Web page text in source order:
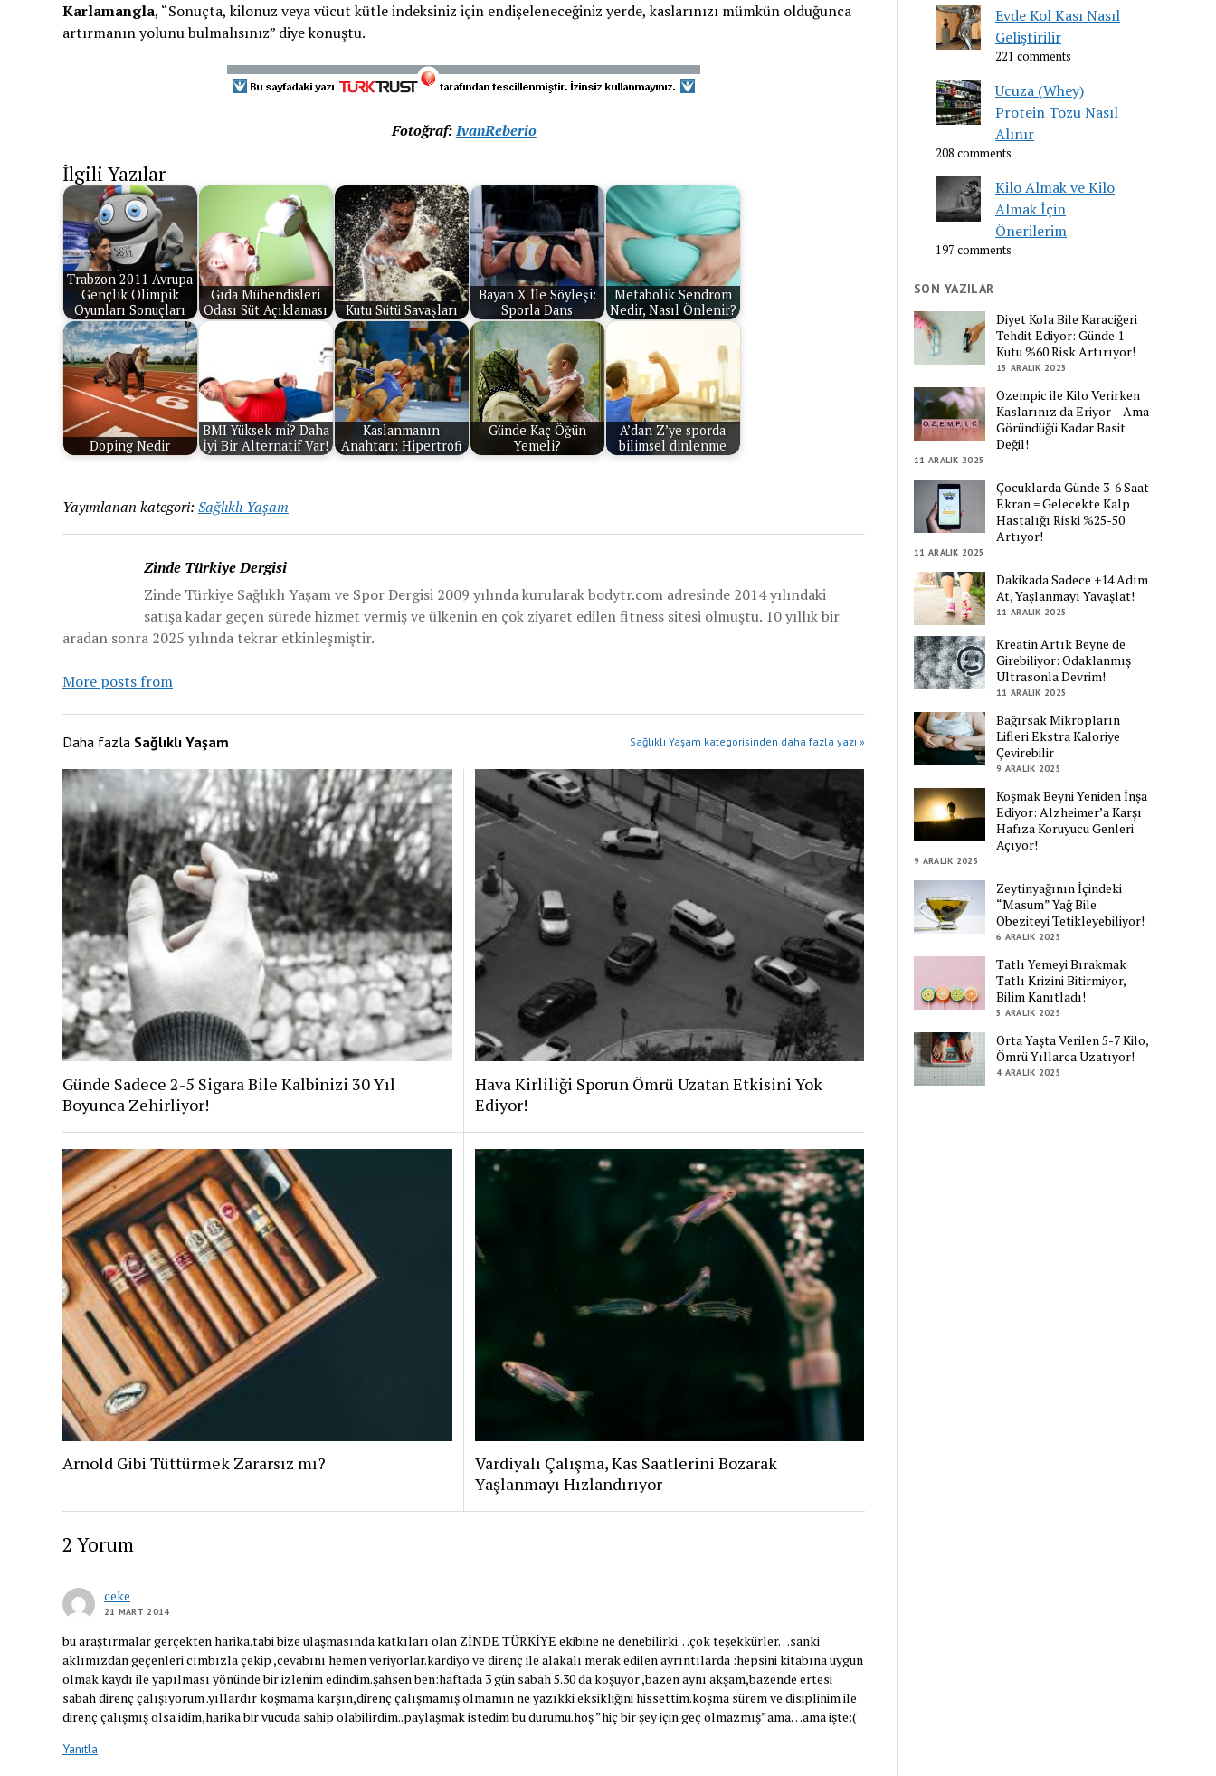
Karlamangla, “Sonuçta, kilonuz veya vücut kütle indeksiniz için endişeleneceğiniz yerde, kaslarınızı mümkün olduğunca
artırmanın yolunu bulmalısınız” diye konuştu.
Fotoğraf:IvanReberio
İlgili Yazılar
Trabzon 2011 Avrupa
Gençlik Olimpik
Oyunları Sonuçları
Gıda Mühendisleri
Odası Süt Açıklaması
Kutu Sütü Savaşları
Bayan X İle Söyleşi:
Sporla Dans
Metabolik Sendrom
Nedir, Nasıl Önlenir?
Doping Nedir
BMI Yüksek mi? Daha
İyi Bir Alternatif Var!
Kaslanmanın
Anahtarı: Hipertrofi
Günde Kaç Öğün
Yemeli?
A’dan Z’ye sporda
bilimsel dinlenme
Yayımlanan kategori: Sağlıklı Yaşam
Zinde Türkiye Dergisi
Zinde Türkiye Sağlıklı Yaşam ve Spor Dergisi 2009 yılında kurularak bodytr.com adresinde 2014 yılındaki
satışa kadar geçen sürede hizmet vermiş ve ülkenin en çok ziyaret edilen fitness sitesi olmuştu. 10 yıllık bir
aradan sonra 2025 yılında tekrar etkinleşmiştir.
More posts from
Daha fazla Sağlıklı Yaşam Sağlıklı Yaşam kategorisinden daha fazla yazı »
Günde Sadece 2-5 Sigara Bile Kalbinizi 30 Yıl
Boyunca Zehirliyor!
Hava Kirliliği Sporun Ömrü Uzatan Etkisini Yok
Ediyor!
Arnold Gibi Tüttürmek Zararsız mı?
Vardiyalı Çalışma, Kas Saatlerini Bozarak
Yaşlanmayı Hızlandırıyor
2 Yorum
ceke
21 MART 2014
bu araştırmalar gerçekten harika.tabi bize ulaşmasında katkıları olan ZİNDE TÜRKİYE ekibine ne denebilirki…çok teşekkürler…sanki
aklımızdan geçenleri cımbızla çekip ,cevabını hemen veriyorlar.kardiyo ve direnç ile alakalı merak edilen ayrıntılarda :hepsini kitabına uygun
olmak kaydı ile yapılması yönünde bir izlenim edindim.şahsen ben:haftada 3 gün sabah 5.30 da koşuyor ,bazen aynı akşam,bazende ertesi
sabah direnç çalışıyorum .yıllardır koşmama karşın,direnç çalışmamış olmamın ne yazıkki eksikliğini hissettim.koşma sürem ve disiplinim ile
direnç çalışmış olsa idim,harika bir vucuda sahip olabilirdim..paylaşmak istedim bu durumu.hoş ”hiç bir şey için geç olmazmış”ama…ama işte:(
Yanıtla
Evde Kol Kası Nasıl
Geliştirilir
221 comments
Ucuza (Whey)
Protein Tozu Nasıl
Alınır
208 comments
Kilo Almak ve Kilo
Almak İçin
Önerilerim
197 comments
SON YAZILAR
Diyet Kola Bile Karaciğeri
Tehdit Ediyor: Günde 1
Kutu %60 Risk Artırıyor!
15 ARALIK 2025
Ozempic ile Kilo Verirken
Kaslarınız da Eriyor – Ama
Göründüğü Kadar Basit
Değil!
11 ARALIK 2025
Çocuklarda Günde 3-6 Saat
Ekran = Gelecekte Kalp
Hastalığı Riski %25-50
Artıyor!
11 ARALIK 2025
Dakikada Sadece +14 Adım
At, Yaşlanmayı Yavaşlat!
11 ARALIK 2025
Kreatin Artık Beyne de
Girebiliyor: Odaklanmış
Ultrasonla Devrim!
11 ARALIK 2025
Bağırsak Mikropların
Lifleri Ekstra Kaloriye
Çevirebilir
9 ARALIK 2025
Koşmak Beyni Yeniden İnşa
Ediyor: Alzheimer’a Karşı
Hafıza Koruyucu Genleri
Açıyor!
9 ARALIK 2025
Zeytinyağının İçindeki
“Masum” Yağ Bile
Obeziteyi Tetikleyebiliyor!
6 ARALIK 2025
Tatlı Yemeyi Bırakmak
Tatlı Krizini Bitirmiyor,
Bilim Kanıtladı!
5 ARALIK 2025
Orta Yaşta Verilen 5-7 Kilo,
Ömrü Yıllarca Uzatıyor!
4 ARALIK 2025